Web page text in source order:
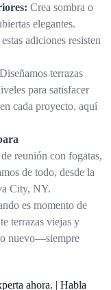
Crea sombra o
elegantes.
adiciones resisten
Diseñamos terrazas
para satisfacer
cada proyecto, aquí
reunión con fogatas,
de todo, desde la
City, NY.
es momento de
terrazas viejas y
nuevo—siempre
ahora. | Habla